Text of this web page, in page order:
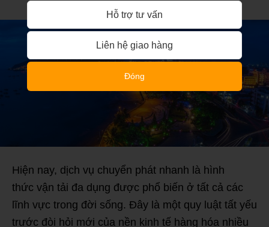
Hiện nay, dịch vụ chuyển phát nhanh là hình
thức vận tải đa dụng được phổ biến ở tất cả các
lĩnh vực trong đời sống. Đây là một quy luật tất yếu
trước đòi hỏi mới của nền kinh tế hàng hóa nhiều
Hỗ trợ tư vấn
Liên hệ giao hàng
Đóng